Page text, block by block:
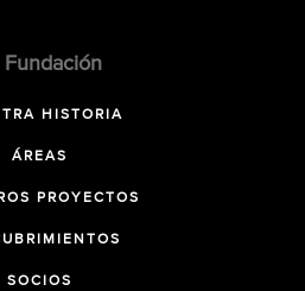
Fundación
HISTORIA
ÁREAS
PROYECTOS
SOCIOS